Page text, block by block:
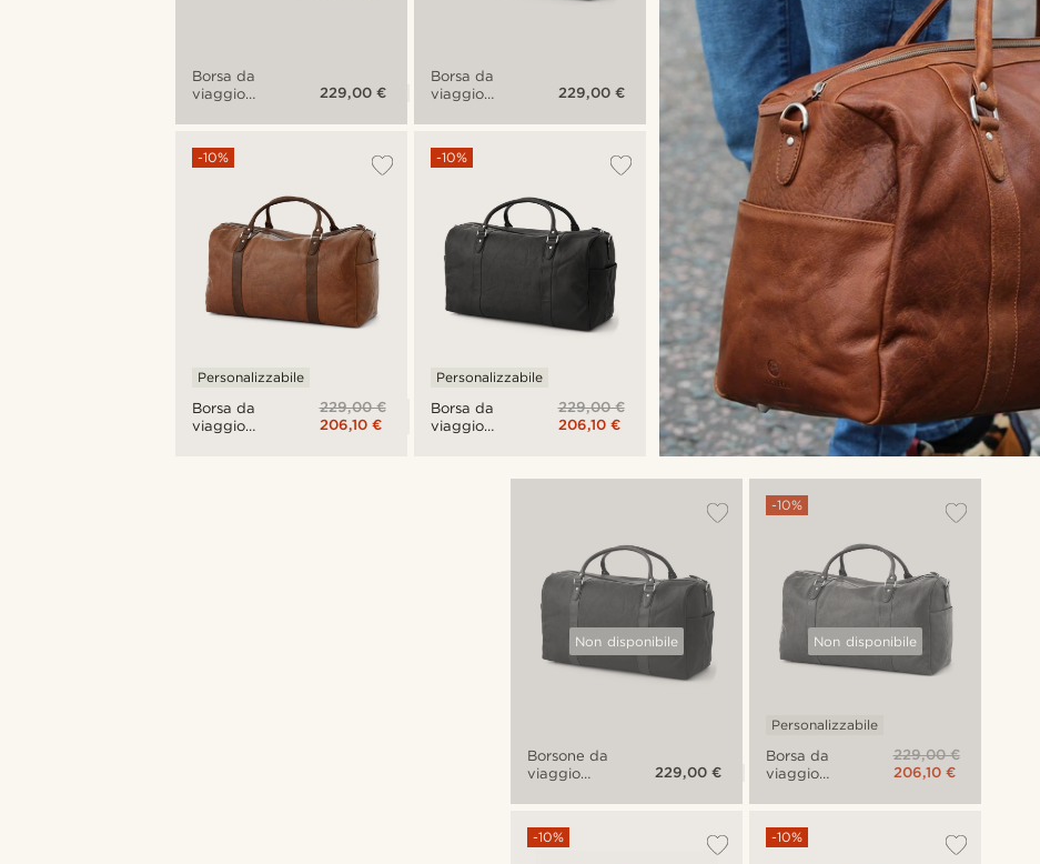
Borsa da
viaggio
nera e
marrone
chiaro
229,00 €
Borsa da
viaggio
-10%
Personalizzabile
229,00 €
206,10 €
Borsa da
viaggio
nera e
marrone
229,00 €
Borsa da
viaggio
-10%
Personalizzabile
229,00 €
206,10 €
Non disponibile
Borsone da
viaggio
nero e
marrone
229,00 €
-10%
Non disponibile
Borsa da
viaggio
marrone
chiaro
-10%
Personalizzabile
229,00 €
206,10 €
-10%